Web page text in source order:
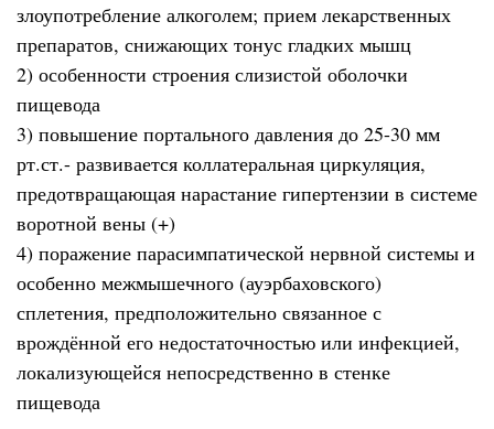
злоупотребление алкоголем; прием лекарственных
препаратов, снижающих тонус гладких мышц
2) особенности строения слизистой оболочки
пищевода
3) повышение портального давления до 25-30 мм
рт.ст.- развивается коллатеральная циркуляция,
предотвращающая нарастание гипертензии в системе
воротной вены (+)
4) поражение парасимпатической нервной системы и
особенно межмышечного (ауэрбаховского)
сплетения, предположительно связанное с
врождённой его недостаточностью или инфекцией,
локализующейся непосредственно в стенке
пищевода